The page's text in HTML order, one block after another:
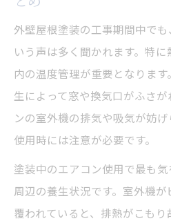
外壁屋根塗装の工事期間中で
いう声は多く聞かれます。特
内の温度管理が重要となりま
生によって窓や換気口がふさ
ンの室外機の排気や吸気が妨げ
使用時には注意が必要です。
塗装中のエアコン使用で最も
周辺の養生状況です。室外機
覆われていると、排熱がこも